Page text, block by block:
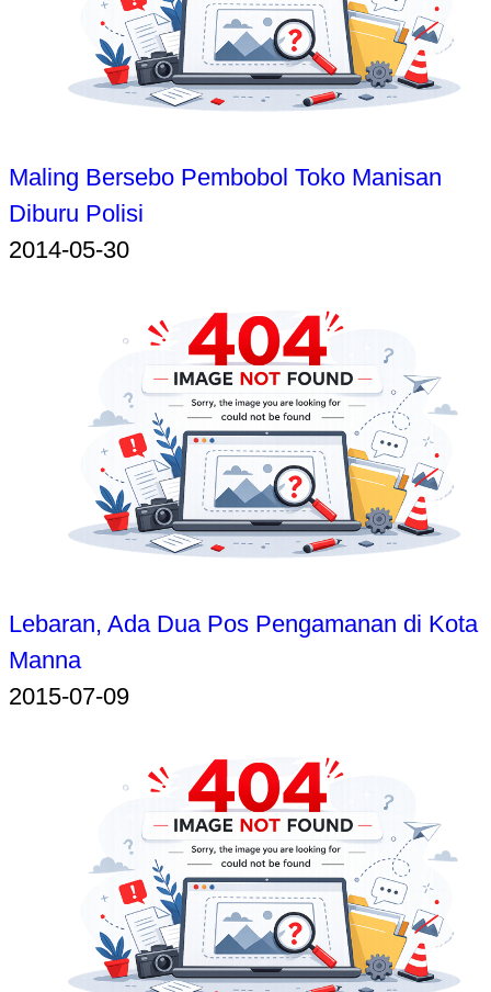
Maling Bersebo Pembobol Toko Manisan
Diburu Polisi
2014-05-30
Lebaran, Ada Dua Pos Pengamanan di Kota
Manna
2015-07-09